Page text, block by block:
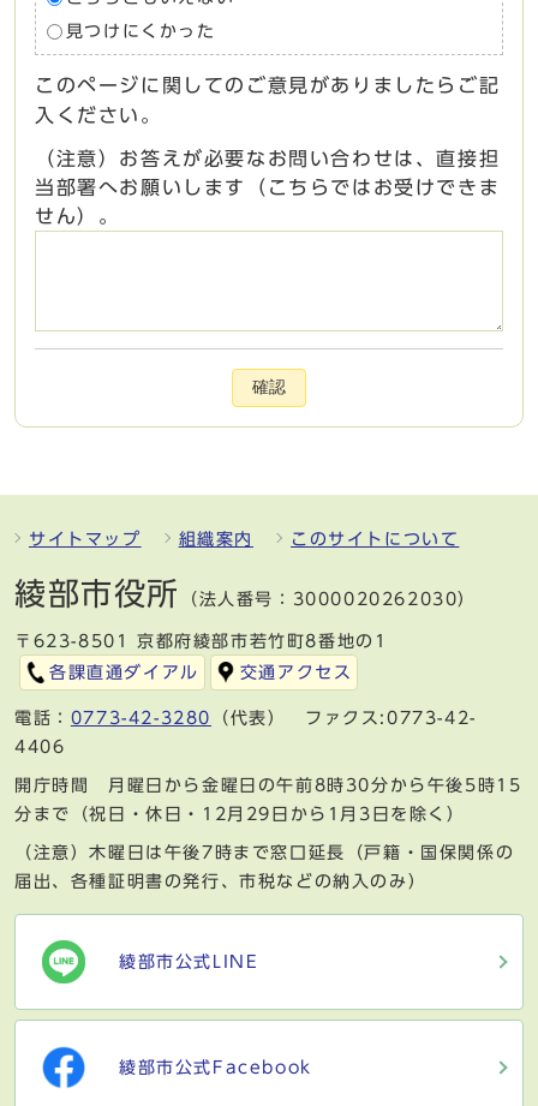
見つけにくかった
このページに関してのご意見がありましたらご記
入ください。
（注意）お答えが必要なお問い合わせは、直接担
当部署へお願いします（こちらではお受けできま
せん）。
確認
サイトマップ 組織案内 このサイトについて
綾部市役所 （法人番号：3000020262030）
〒623-8501 京都府綾部市若竹町8番地の1
各課直通ダイアル
交通アクセス
電話： 0773-42-3280
（代表） ファクス:0773-42-
4406
開庁時間 月曜日から金曜日の午前8時30分から午後5時15
分まで（祝日・休日・12月29日から1月3日を除く）
（注意）木曜日は午後7時まで窓口延長（戸籍・国保関係の
届出、各種証明書の発行、市税などの納入のみ）
綾部市公式LINE
綾部市公式Facebook